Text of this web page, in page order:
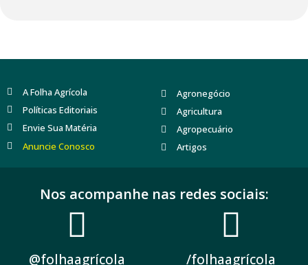
A Folha Agrícola
Políticas Editoriais
Envie Sua Matéria
Anuncie Conosco
Agronegócio
Agricultura
Agropecuário
Artigos
Nos acompanhe nas redes sociais:
@folhaagrícola /folhaagrícola